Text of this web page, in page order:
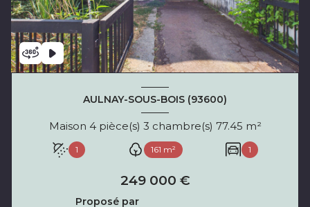
AULNAY-SOUS-BOIS (93600)
Maison 4 pièce(s) 3 chambre(s) 77.45 m²
1 161 m² 1
249 000 €
Proposé par